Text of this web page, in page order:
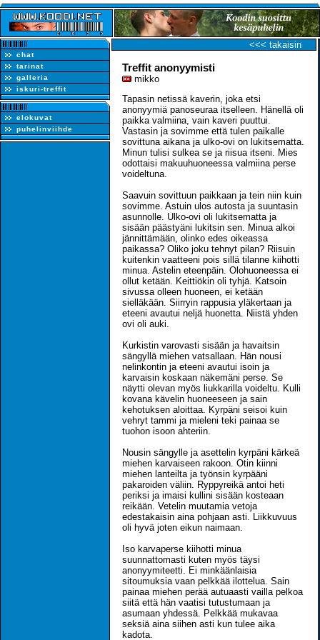
chat
tarinat
galleria
iskuri-treffit
elokuvat
puhelinviihde
<<< takaisin
Treffit anonyymisti
mikko
Tapasin netissä kaverin, joka etsi
anonyymiä panoseuraa itselleen. Hänellä oli
paikka valmiina, vain kaveri puuttui.
Vastasin ja sovimme että tulen paikalle
sovittuna aikana ja ulko-ovi on lukitsematta.
Minun tulisi sulkea se ja riisua itseni. Mies
odottaisi makuuhuoneessa valmiina perse
voideltuna.
Saavuin sovittuun paikkaan ja tein niin kuin
sovimme. Astuin ulos autosta ja suuntasin
asunnolle. Ulko-ovi oli lukitsematta ja
sisään päästyäni lukitsin sen. Minua alkoi
jännittämään, olinko edes oikeassa
paikassa? Oliko joku tehnyt pilan? Riisuin
kuitenkin vaatteeni pois sillä tilanne kiihotti
minua. Astelin eteenpäin. Olohuoneessa ei
ollut ketään. Keittiökin oli tyhjä. Katsoin
sivussa olleen huoneen, ei ketään
sielläkään. Siirryin rappusia yläkertaan ja
eteeni avautui neljä huonetta. Niistä yhden
ovi oli auki.
Kurkistin varovasti sisään ja havaitsin
sängyllä miehen vatsallaan. Hän nousi
nelinkontin ja eteeni avautui isoin ja
karvaisin koskaan näkemäni perse. Se
näytti olevan myös liukkarilla voideltu. Kulli
kovana kävelin huoneeseen ja sain
kehotuksen aloittaa. Kyrpäni seisoi kuin
vehryt tammi ja mieleni teki painaa se
tuohon isoon ahteriin.
Nousin sängylle ja asettelin kyrpäni kärkeä
miehen karvaiseen rakoon. Otin kiinni
miehen lanteilta ja työnsin kyrpääni
pakaroiden väliin. Ryppyreikä antoi heti
periksi ja imaisi kullini sisään kosteaan
reikään. Vetelin muutamia vetoja
edestakaisin aina pohjaan asti. Liikkuvuus
oli hyvä joten eikun naimaan.
Iso karvaperse kiihotti minua
suunnattomasti kuten myös täysi
anonyymiteetti. Ei minkäänlaisia
sitoumuksia vaan pelkkää ilottelua. Sain
painaa miehen perää autuaasti vailla pelkoa
siitä että hän vaatisi tutustumaan ja
asumaan yhdessä. Pelkkää mukavaa
seksiä aina siihen asti kun tulee aika
kadota.